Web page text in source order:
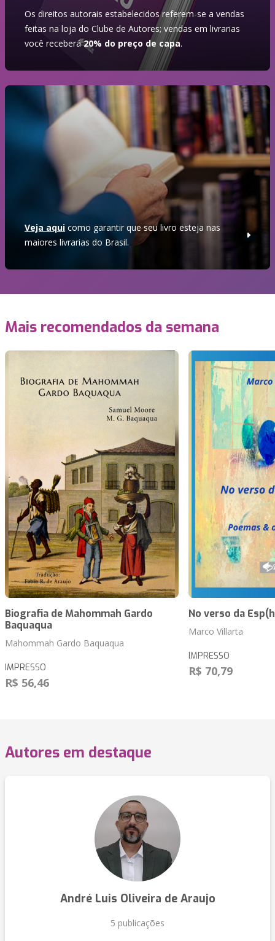
Os direitos autorais estabelecidos referem-se a vendas
feitas na loja do Clube de Autores; vendas em livrarias
você receberá20% do preço de capa.
Veja aqui como garantir que seu livro esteja nas
maiores livrarias do Brasil.
Mais recomendados da semana
Biografia de Mahommah Gardo
Baquaqua
Mahommah Gardo Baquaqua
IMPRESSO
R$ 56,46
No verso da
Marco Villarta
IMPRESSO
R$ 70,79
Autores em destaque
André Luis Oliveira de Araujo
5 publicações